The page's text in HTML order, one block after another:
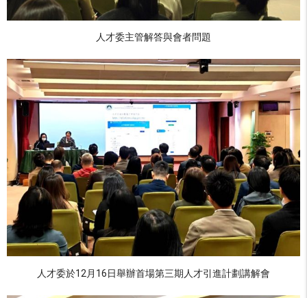
人才委主管解答與會者問題
人才委於12月16日舉辦首場第三期人才引進計劃講解會